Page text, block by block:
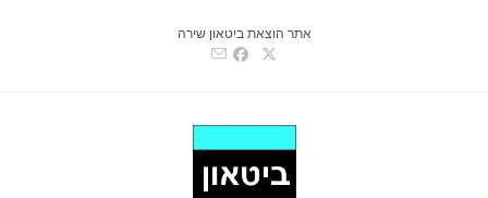
אתר הוצאת ביטאון שירה